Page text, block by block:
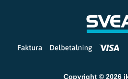
Copyright © 2026